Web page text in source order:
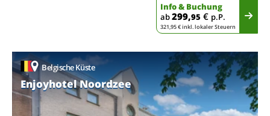
Info & Buchung
ab299,95 € p.P.
321,95 € inkl. lokaler Steuern
Belgische Küste
Enjoyhotel Noordzee